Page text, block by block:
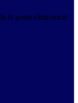
di posta elettronica!